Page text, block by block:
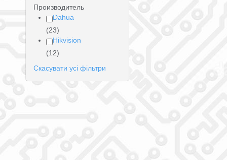
Производитель
Dahua
(23)
Hikvision
(12)
Скасувати усі фільтри